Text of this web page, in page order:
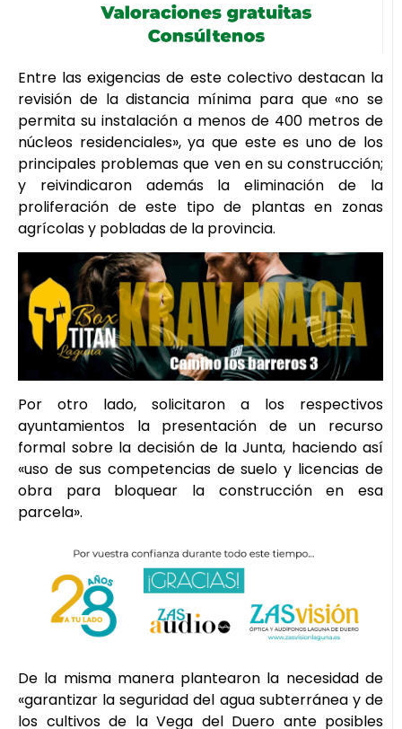
Entre las exigencias de este colectivo destacan la
revisión de la distancia mínima para que «no se
permita su instalación a menos de 400 metros de
núcleos residenciales», ya que este es uno de los
principales problemas que ven en su construcción;
y reivindicaron además la eliminación de la
proliferación de este tipo de plantas en zonas
agrícolas y pobladas de la provincia.
Por otro lado, solicitaron a los respectivos
ayuntamientos la presentación de un recurso
formal sobre la decisión de la Junta, haciendo así
«uso de sus competencias de suelo y licencias de
obra para bloquear la construcción en esa
parcela».
De la misma manera plantearon la necesidad de
«garantizar la seguridad del agua subterránea y de
los cultivos de la Vega del Duero ante posibles